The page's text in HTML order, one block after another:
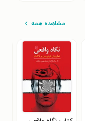
مشاهده همه